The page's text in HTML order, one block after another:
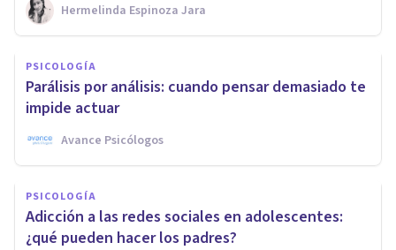
Hermelinda Espinoza Jara
PSICOLOGÍA
Parálisis por análisis: cuando pensar demasiado te
impide actuar
Avance Psicólogos
PSICOLOGÍA
Adicción a las redes sociales en adolescentes:
¿qué pueden hacer los padres?